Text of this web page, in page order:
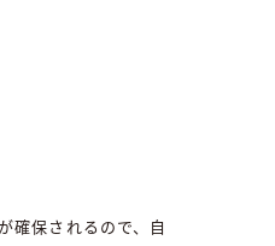
確保されるので、自